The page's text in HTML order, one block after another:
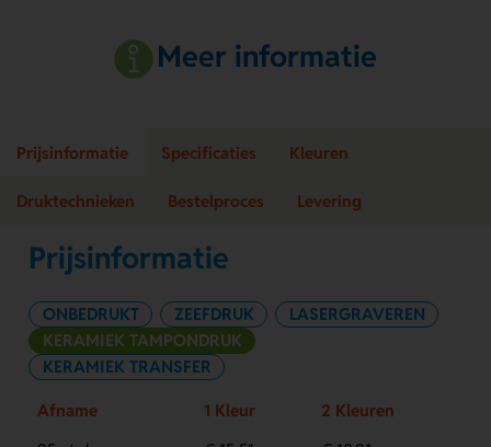
Meer informatie
Prijsinformatie Specificaties Kleuren
Druktechnieken Bestelproces Levering
Prijsinformatie
ONBEDRUKT ZEEFDRUK
LASERGRAVEREN
KERAMIEK TAMPONDRUK
KERAMIEK TRANSFER
Afname 1 Kleur
2 Kleuren